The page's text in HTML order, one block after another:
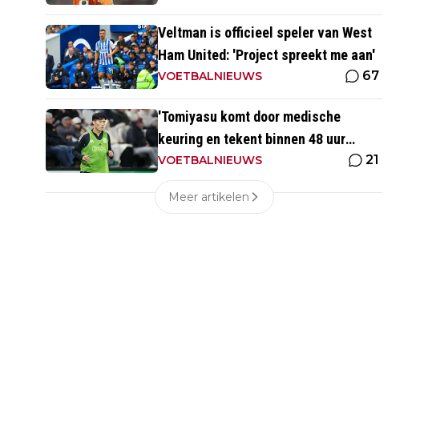
Veltman is officieel speler van West
Ham United: 'Project spreekt me aan'
VOETBALNIEUWS 67
'Tomiyasu komt door medische
keuring en tekent binnen 48 uur
contract bij nieuwe club'
VOETBALNIEUWS 21
Meer artikelen